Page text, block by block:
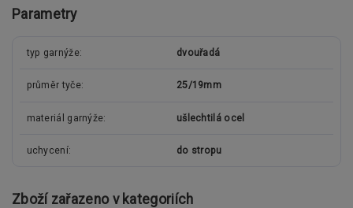
Parametry
typ garnýže dvouřadá
průměr tyče 25/19mm
materiál garnýže ušlechtilá ocel
uchycení do stropu
Zboží zařazeno v kategoriích